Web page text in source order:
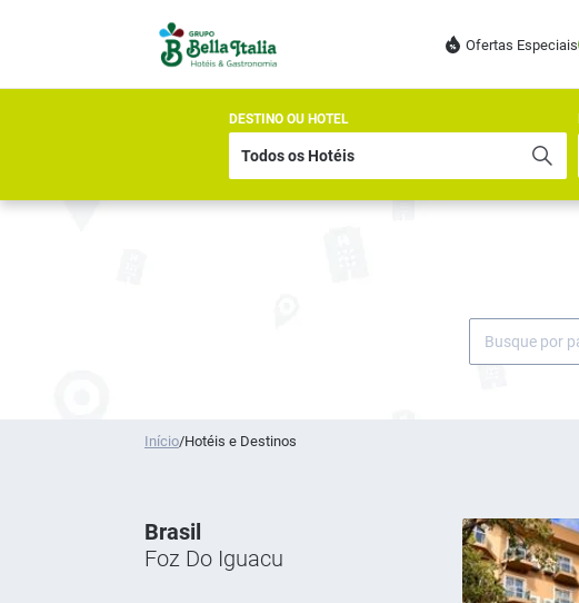
Ofertas Especiais
DESTINO OU HOTEL
Início/Hotéis e Destinos
Brasil
Foz Do Iguacu